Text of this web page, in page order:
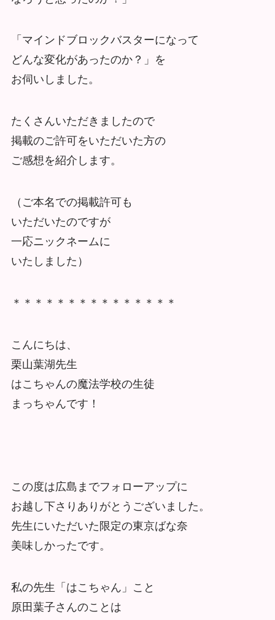
「マインドブロックバスターになって
どんな変化があったのか？」を
お伺いしました。
たくさんいただきましたので
掲載のご許可をいただいた方の
ご感想を紹介します。
（ご本名での掲載許可も
いただいたのですが
一応ニックネームに
いたしました）
＊＊＊＊＊＊＊＊＊＊＊＊＊＊＊
こんにちは、
栗山葉湖先生
はこちゃんの魔法学校の生徒
まっちゃんです！
この度は広島までフォローアップに
お越し下さりありがとうございました。
先生にいただいた限定の東京ばな奈
美味しかったです。
私の先生「はこちゃん」こと
原田葉子さんのことは